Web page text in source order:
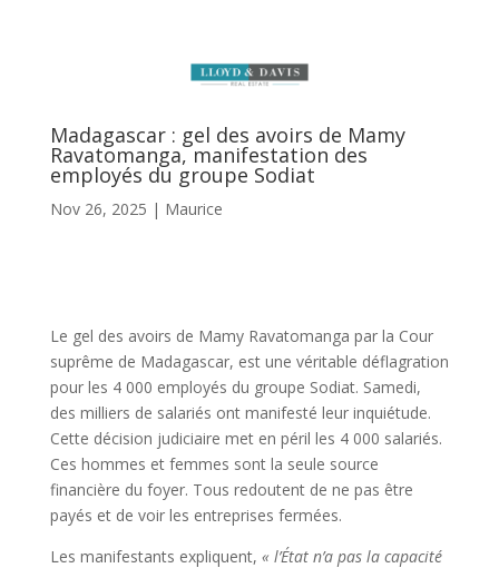
Madagascar : gel des avoirs de Mamy
Ravatomanga, manifestation des
employés du groupe Sodiat
Nov 26, 2025 | Maurice
Le gel des avoirs de Mamy Ravatomanga par la Cour
suprême de Madagascar, est une véritable déflagration
pour les 4 000 employés du groupe Sodiat. Samedi,
des milliers de salariés ont manifesté leur inquiétude.
Cette décision judiciaire met en péril les 4 000 salariés.
Ces hommes et femmes sont la seule source
financière du foyer. Tous redoutent de ne pas être
payés et de voir les entreprises fermées.
Les manifestants expliquent, « l’État n’a pas la capacité